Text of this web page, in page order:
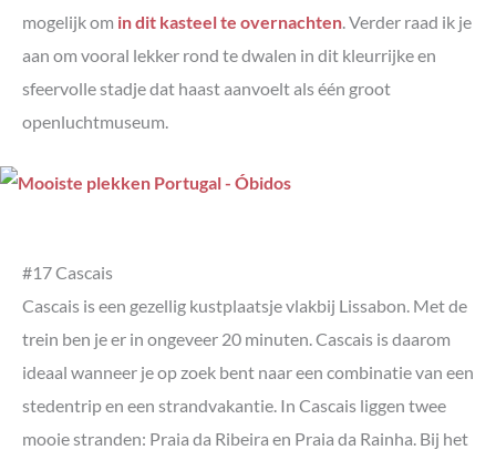
mogelijk om in dit kasteel te overnachten . Verder raad ik je
aan om vooral lekker rond te dwalen in dit kleurrijke en
sfeervolle stadje dat haast aanvoelt als één groot
openluchtmuseum.
#17 Cascais
Cascais is een gezellig kustplaatsje vlakbij Lissabon. Met de
trein ben je er in ongeveer 20 minuten. Cascais is daarom
ideaal wanneer je op zoek bent naar een combinatie van een
stedentrip en een strandvakantie. In Cascais liggen twee
mooie stranden: Praia da Ribeira en Praia da Rainha. Bij het